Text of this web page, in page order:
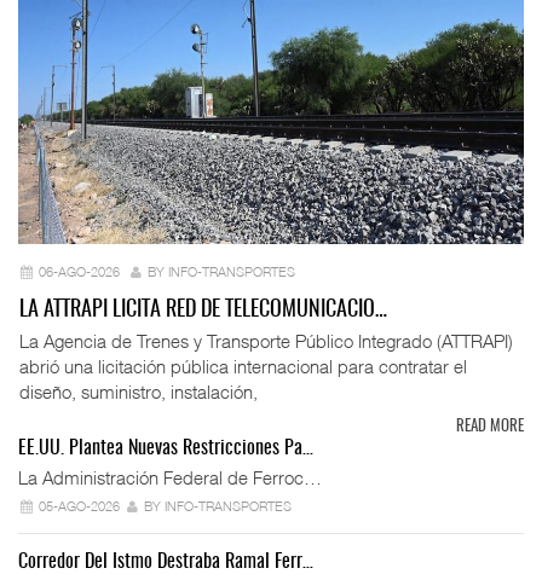
06-AGO-2026 BY INFO-TRANSPORTES
LA ATTRAPI LICITA RED DE TELECOMUNICACIO…
La Agencia de Trenes y Transporte Público Integrado (ATTRAPI)
abrió una licitación pública internacional para contratar el
diseño, suministro, instalación,
READ MORE
EE.UU. Plantea Nuevas Restricciones Pa…
La Administración Federal de Ferroc…
05-AGO-2026 BY INFO-TRANSPORTES
Corredor Del Istmo Destraba Ramal Ferr…